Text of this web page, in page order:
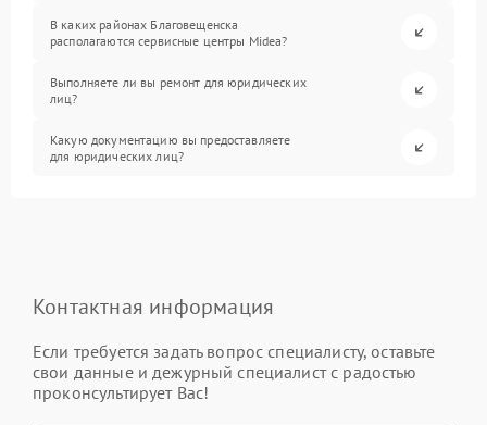
В каких районах Благовещенска
располагаются сервисные центры Midea?
Выполняете ли вы ремонт для юридических
лиц?
Какую документацию вы предоставляете
для юридических лиц?
Контактная информация
Если требуется задать вопрос специалисту, оставьте
свои данные и дежурный специалист с радостью
проконсультирует Вас!